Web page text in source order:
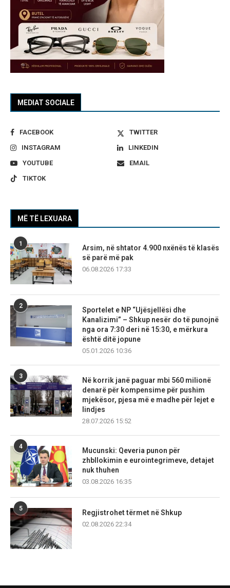
MEDIAT SOCIALE
FACEBOOK
TWITTER
INSTAGRAM
LINKEDIN
YOUTUBE
EMAIL
TIKTOK
MË TË LEXUARA
1
Arsim, në shtator 4.900 nxënës të klasës
së parë më pak
06.08.2026 17:33
2
Sportelet e NP “Ujësjellësi dhe
Kanalizimi” – Shkup nesër do të punojnë
nga ora 7:30 deri në 15:30, e mërkura
është ditë jopune
05.01.2026 10:36
3
Në korrik janë paguar mbi 560 milionë
denarë për kompensime për pushim
mjekësor, pjesa më e madhe për lejet e
lindjes
28.07.2026 15:52
4
Mucunski: Qeveria punon për
zhbllokimin e eurointegrimeve, detajet
nuk thuhen
03.08.2026 16:35
5
Regjistrohet tërmet në Shkup
02.08.2026 22:34